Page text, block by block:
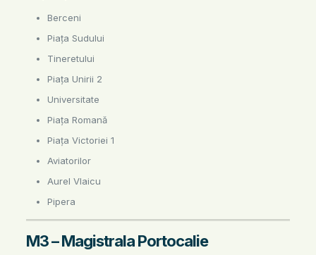
Berceni
Piața Sudului
Tineretului
Piața Unirii 2
Universitate
Piața Romană
Piața Victoriei 1
Aviatorilor
Aurel Vlaicu
Pipera
M3 – Magistrala Portocalie